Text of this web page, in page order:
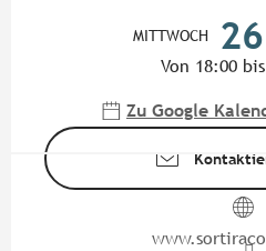
MITTWOCH
Von 18:00
Zu Google